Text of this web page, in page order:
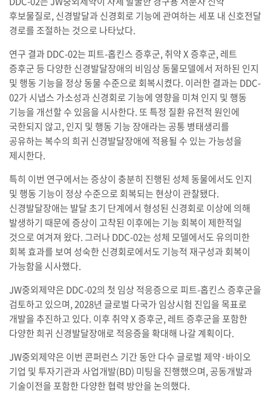
후보물질로, 신경발달과 신경회로 기능에 관여하는 세포 내 신호전달
경로를 조절하는 것으로 나타났다.
연구 결과 DDC-02는 피트-홉킨스 증후군, 취약 X 증후군, 레트
증후군 등 다양한 신경발달장애의 비임상 동물모델에서 저하된 인지
및 행동 기능을 정상 동물 수준으로 회복시켰다. 이러한 결과는 DDC-
02가 시냅스 가소성과 신경회로 기능에 영향을 미쳐 인지 및 행동
기능을 개선할 수 있음을 시사한다. 또 특정 질환 유전적 원인에
국한되지 않고, 인지 및 행동 기능 장애라는 공통 병태생리를
공유하는 복수의 희귀 신경발달장애에 적용될 수 있는 가능성을
제시한다.
특히 이번 연구에서는 증상이 충분히 진행된 성체 동물에서도 인지
및 행동 기능이 정상 수준으로 회복되는 현상이 관찰됐다.
신경발달장애는 발달 초기 단계에서 형성된 신경회로 이상에 의해
발생하기 때문에 증상이 고착된 이후에는 기능 회복이 제한적일
것으로 여겨져 왔다. 그러나 DDC-02는 성체 모델에서도 유의미한
회복 효과를 보여 성숙한 신경회로에서도 기능적 재구성과 회복이
가능함을 시사했다.
JW중외제약은 DDC-02의 첫 임상 적응증으로 피트-홉킨스 증후군을
검토하고 있으며, 2028년 글로벌 다국가 임상시험 진입을 목표로
개발을 추진하고 있다. 이후 취약 X 증후군, 레트 증후군을 포함한
다양한 희귀 신경발달장애로 적응증을 확대해 나갈 계획이다.
JW중외제약은 이번 콘퍼런스 기간 동안 다수 글로벌 제약·바이오
기업 및 투자기관과 사업개발(BD) 미팅을 진행했으며, 공동개발과
기술이전을 포함한 다양한 협력 방안을 논의했다.